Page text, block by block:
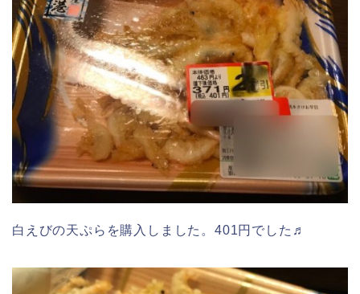
白えびの天ぷらを購入しました。401円でした♬